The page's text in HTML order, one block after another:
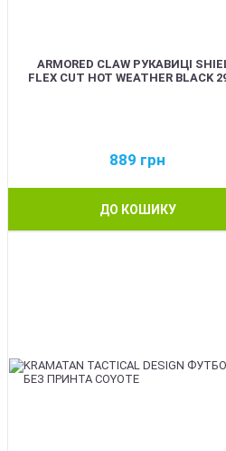
ARMORED CLAW РУКАВИЦІ
FLEX CUT HOT WEATHER BLACK
889 грн
ДО КОШИКУ